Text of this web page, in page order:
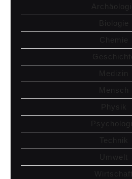
Biologie
Chemie
Medizin
Mensch
Physik
Technik
Umwelt
Wirtschaft